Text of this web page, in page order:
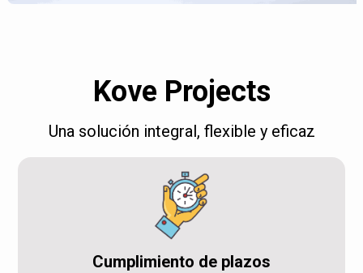
Kove Projects
Una solución integral, flexible y eficaz
Cumplimiento de plazos